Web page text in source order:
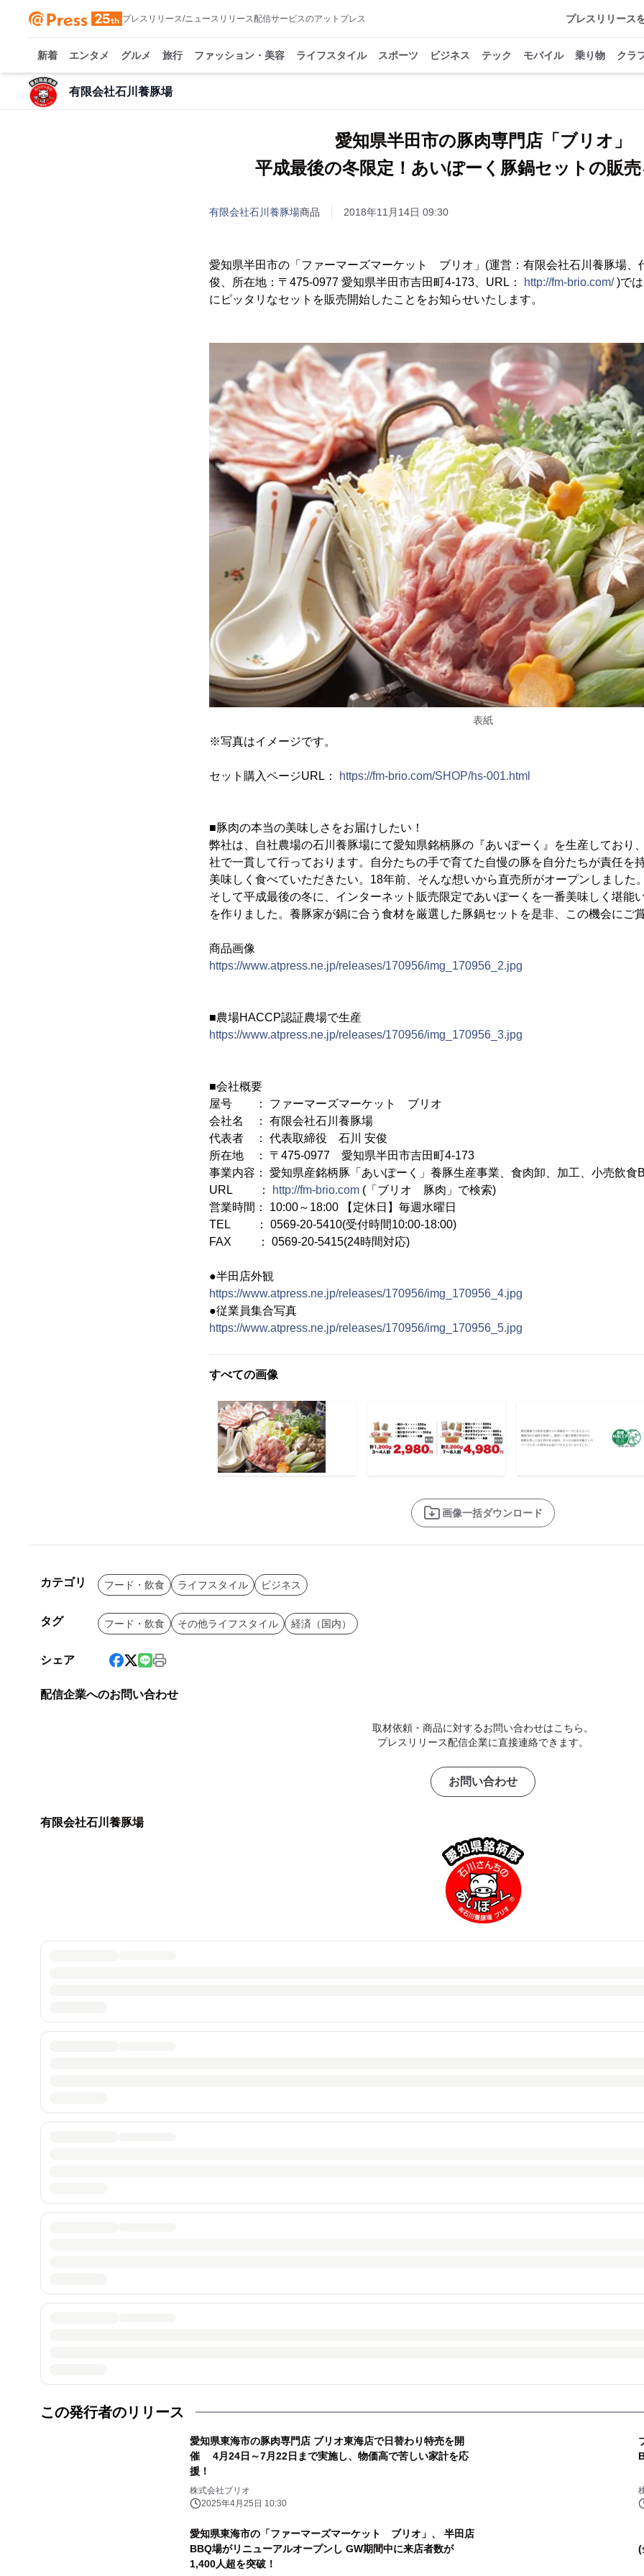
プレスリリース/ニュースリリース配信サービスのアットプレス プレスリリース
新着 エンタメ グルメ 旅行 ファッション・美容 ライフスタイル スポーツ ビジネス テック モバイル 乗り物 クラ
有限会社石川養豚場
愛知県半田市の豚肉専門店「ブリオ」
平成最後の冬限定！あいぽーく豚鍋セットの販
有限会社石川養豚場商品 2018年11月14日 09:30
愛知県半田市の「ファーマーズマーケット ブリオ」(運営：有限会社石川養豚場、
俊、所在地：〒475-0977 愛知県半田市吉田町4-173、URL：
http://fm-brio.com/)では
にピッタリなセットを販売開始したことをお知らせいたします。
表紙
※写真はイメージです。
セット購入ページURL： https://fm-brio.com/SHOP/hs-001.html
■豚肉の本当の美味しさをお届けしたい！
弊社は、自社農場の石川養豚場にて愛知県銘柄豚の『あいぽーく』を生産しており
社で一貫して行っております。自分たちの手で育てた自慢の豚を自分たちが責任を
美味しく食べていただきたい。18年前、そんな想いから直売所がオープンしました
そして平成最後の冬に、インターネット販売限定であいぽーくを一番美味しく堪能
を作りました。養豚家が鍋に合う食材を厳選した豚鍋セットを是非、この機会にご
商品画像
https://www.atpress.ne.jp/releases/170956/img_170956_2.jpg
■農場HACCP認証農場で生産
https://www.atpress.ne.jp/releases/170956/img_170956_3.jpg
■会社概要
屋号 ： ファーマーズマーケット ブリオ
会社名 ： 有限会社石川養豚場
代表者 ： 代表取締役 石川 安俊
所在地 ： 〒475-0977 愛知県半田市吉田町4-173
事業内容： 愛知県産銘柄豚「あいぽーく」養豚生産事業、食肉卸、加工、小売飲食
URL ：
http://fm-brio.com (「ブリオ 豚肉」で検索)
営業時間： 10:00～18:00 【定休日】毎週水曜日
TEL ： 0569-20-5410(受付時間10:00-18:00)
FAX ： 0569-20-5415(24時間対応)
●半田店外観
https://www.atpress.ne.jp/releases/170956/img_170956_4.jpg
●従業員集合写真
https://www.atpress.ne.jp/releases/170956/img_170956_5.jpg
すべての画像
画像一括ダウンロード
カテゴリ フード・飲食 ライフスタイル ビジネス
タグ フード・飲食 その他ライフスタイル 経済（国内）
シェア
配信企業へのお問い合わせ
取材依頼・商品に対するお問い合わせはこちら。
プレスリリース配信企業に直接連絡できます。
お問い合わせ
有限会社石川養豚場
この発行者のリリース
愛知県東海市の豚肉専門店 ブリオ東海店で日替わり特売を開
催 4月24日～7月22日まで実施し、物価高で苦しい家計を応
援！
株式会社ブリオ
2025年4月25日 10:30
愛知県東海市の「ファーマーズマーケット ブリオ」、 半田店
BBQ場がリニューアルオープンし GW期間中に来店者数が
1,400人超を突破！
(